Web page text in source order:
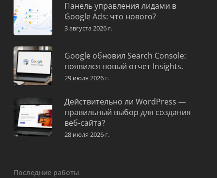
Панель управления лидами в
Google Ads: что нового?
3 августа 2026 г.
Google обновил Search Console:
появился новый отчет Insights.
29 июля 2026 г.
Действительно ли WordPress —
правильный выбор для создания
веб-сайта?
28 июля 2026 г.
Последние работы